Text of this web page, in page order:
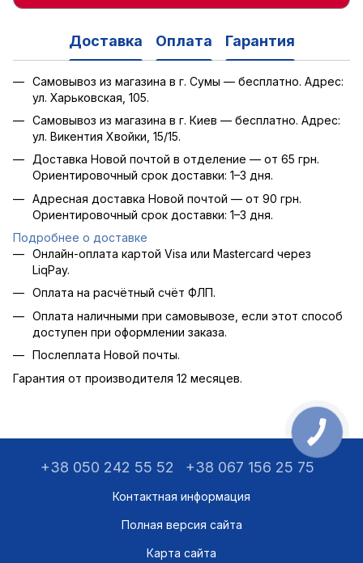
Доставка Оплата Гарантия
Самовывоз из магазина в г. Сумы — бесплатно. Адрес:
ул. Харьковская, 105.
Самовывоз из магазина в г. Киев — бесплатно. Адрес:
ул. Викентия Хвойки, 15/15.
Доставка Новой почтой в отделение — от 65 грн.
Ориентировочный срок доставки: 1–3 дня.
Адресная доставка Новой почтой — от 90 грн.
Ориентировочный срок доставки: 1–3 дня.
Подробнее о доставке
Онлайн-оплата картой Visa или Mastercard через
LiqPay.
Оплата на расчётный счёт ФЛП.
Оплата наличными при самовывозе, если этот способ
доступен при оформлении заказа.
Послеплата Новой почты.
Гарантия от производителя 12 месяцев.
+38 050 242 55 52 +38 067 156 25 75
Контактная информация
Полная версия сайта
Карта сайта